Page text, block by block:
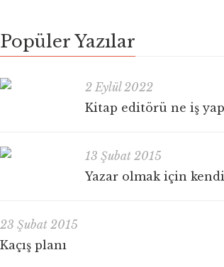
Popüler Yazılar
2 Eylül 2022
Kitap editörü ne iş
13 Şubat 2015
Yazar olmak için
23 Şubat 2015
Kaçış planı